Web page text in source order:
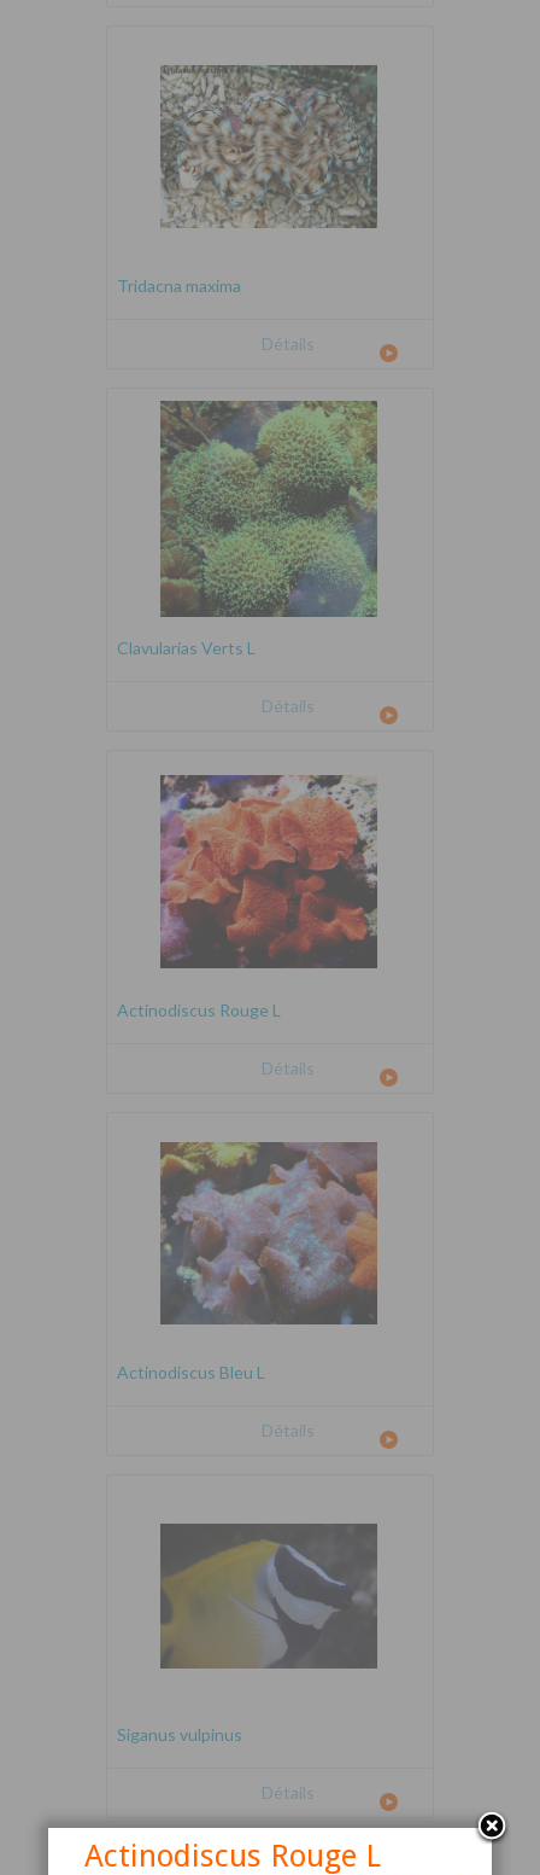
Tridacna maxima
Détails
Clavularias Verts L
Détails
Actinodiscus Rouge L
Détails
Actinodiscus Bleu L
Détails
Siganus vulpinus
Détails
Actinodiscus Rouge L